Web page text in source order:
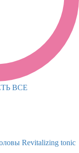
ВСЕ